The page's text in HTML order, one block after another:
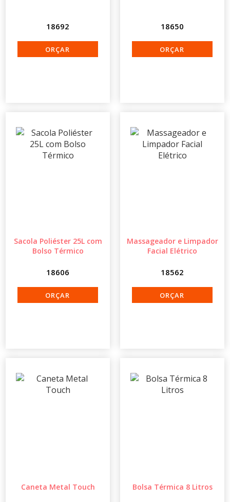
18692 18650
Sacola Poliéster 25L com
Bolso Térmico
18606
Massageador e Limpador
Facial Elétrico
18562
Caneta Metal Touch Bolsa Térmica 8 Litros